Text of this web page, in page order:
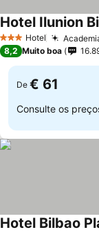
3 EstrelasHotel
Hotel Ilunion
8,2 Muito boa
De € 61
Consulte os
Hotel Bilbao